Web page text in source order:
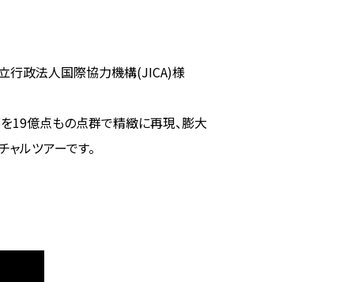
行政法人国際協力機構(JICA)様
19億点もの点群で精緻に再現、膨大
ルツアーです。